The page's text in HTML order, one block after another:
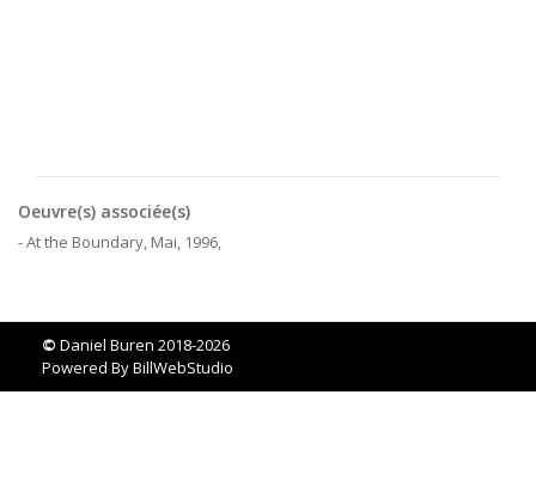
Oeuvre(s) associée(s)
- At the Boundary, Mai, 1996,
© Daniel Buren 2018-2026
Powered ByBillWebStudio